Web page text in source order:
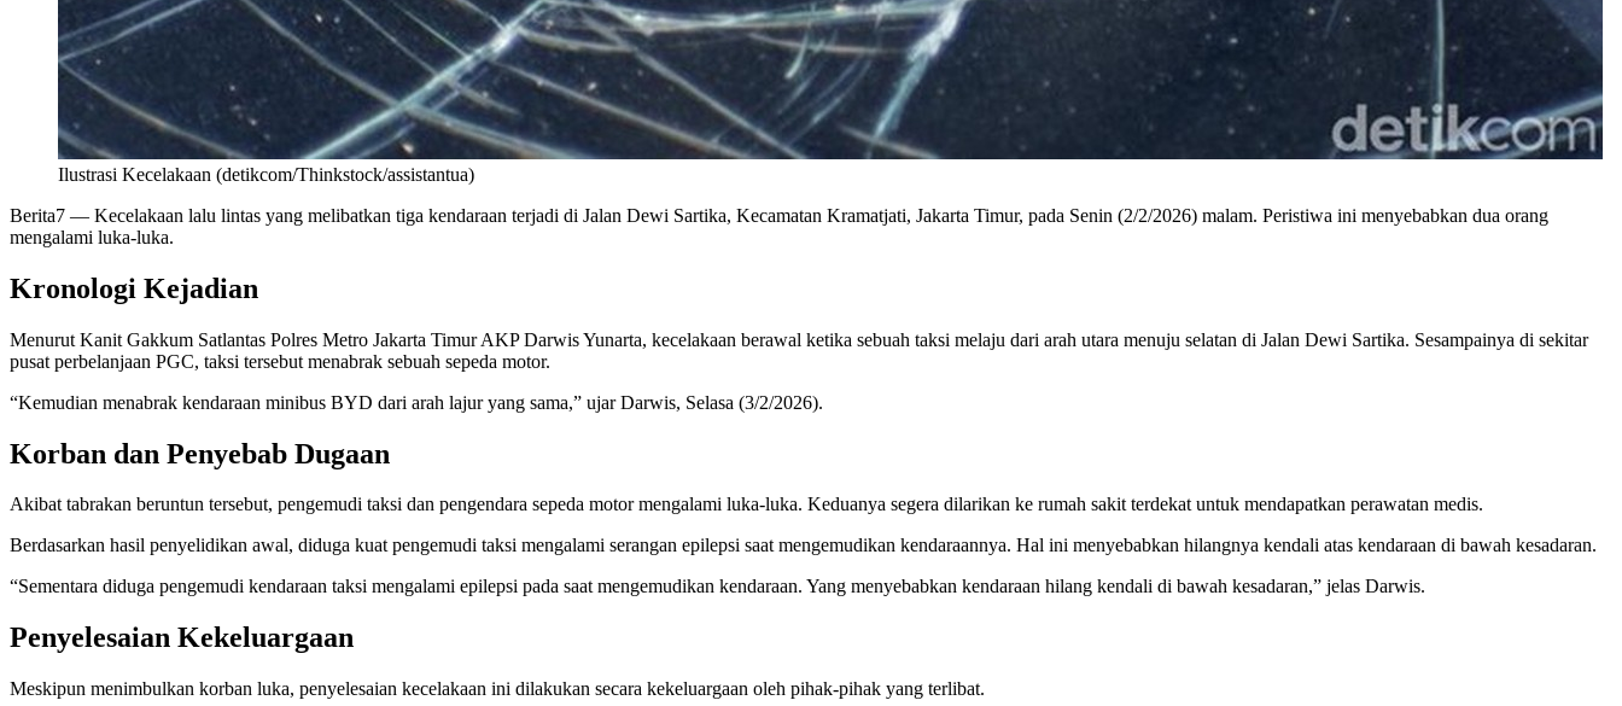
Ilustrasi Kecelakaan (detikcom/Thinkstock/assistantua)
Berita7 — Kecelakaan lalu lintas yang melibatkan tiga kendaraan terjadi di Jalan Dewi Sartika, Kecamatan Kramatjati, Jakarta Timur, pada Senin (2/2/2026) malam. Peristiwa ini menyebabkan dua orang
mengalami luka-luka.
Kronologi Kejadian
Menurut Kanit Gakkum Satlantas Polres Metro Jakarta Timur AKP Darwis Yunarta, kecelakaan berawal ketika sebuah taksi melaju dari arah utara menuju selatan di Jalan Dewi Sartika. Sesampainya di sekitar
pusat perbelanjaan PGC, taksi tersebut menabrak sebuah sepeda motor.
“Kemudian menabrak kendaraan minibus BYD dari arah lajur yang sama,” ujar Darwis, Selasa (3/2/2026).
Korban dan Penyebab Dugaan
Akibat tabrakan beruntun tersebut, pengemudi taksi dan pengendara sepeda motor mengalami luka-luka. Keduanya segera dilarikan ke rumah sakit terdekat untuk mendapatkan perawatan medis.
Berdasarkan hasil penyelidikan awal, diduga kuat pengemudi taksi mengalami serangan epilepsi saat mengemudikan kendaraannya. Hal ini menyebabkan hilangnya kendali atas kendaraan di bawah kesadaran.
“Sementara diduga pengemudi kendaraan taksi mengalami epilepsi pada saat mengemudikan kendaraan. Yang menyebabkan kendaraan hilang kendali di bawah kesadaran,” jelas Darwis.
Penyelesaian Kekeluargaan
Meskipun menimbulkan korban luka, penyelesaian kecelakaan ini dilakukan secara kekeluargaan oleh pihak-pihak yang terlibat.